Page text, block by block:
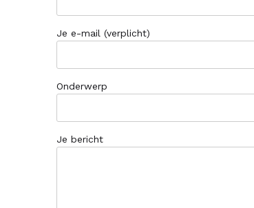
Je e-mail (verplicht)
Onderwerp
Je bericht